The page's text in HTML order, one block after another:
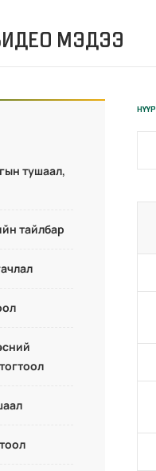
ВИДЕО МЭДЭЭ
тушаал,
тайлбар
НҮҮР